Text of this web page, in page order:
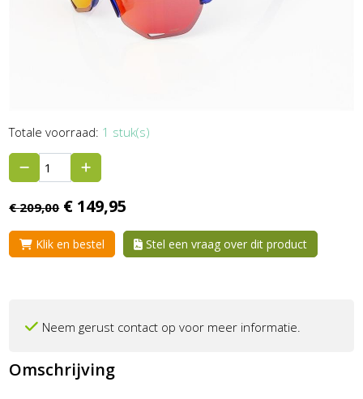
Totale voorraad: 1 stuk(s)
€209,00 € 149,95
Klik en bestel Stel een vraag over dit product
Neem gerust contact op voor meer informatie.
Omschrijving